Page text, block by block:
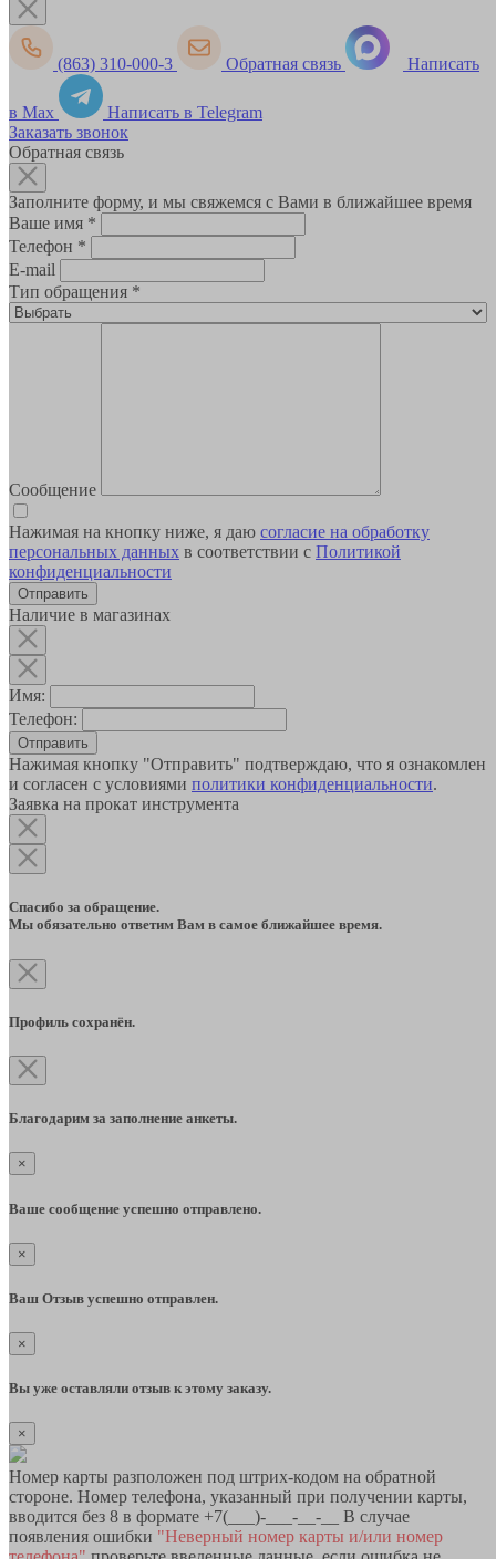
(863) 310-000-3 Обратная связь Написать
в Max
Написать в Telegram
Заказать звонок
Обратная связь
Заполните форму, и мы свяжемся с Вами в ближайшее время
Ваше имя *
Телефон *
E-mail
Тип обращения *
Сообщение
Нажимая на кнопку ниже, я даю согласие на обработку
персональных данных в соответствии с Политикой
конфиденциальности
Наличие в магазинах
Имя:
Телефон:
Отправить
Нажимая кнопку "Отправить" подтверждаю, что я ознакомлен
и согласен с условиями политики конфиденциальности.
Заявка на прокат инструмента
Спасибо за обращение.
Мы обязательно ответим Вам в самое ближайшее время.
Профиль сохранён.
Благодарим за заполнение анкеты.
×
Ваше сообщение успешно отправлено.
×
Ваш Отзыв успешно отправлен.
×
Вы уже оставляли отзыв к этому заказу.
×
Номер карты разположен под штрих-кодом на обратной
стороне. Номер телефона, указанный при получении карты,
вводится без 8 в формате +7(___)-___-__-__ В случае
появления ошибки "Неверный номер карты и/или номер